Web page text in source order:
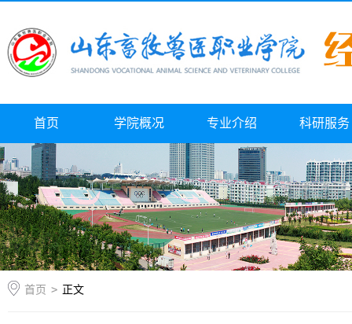
首页 学院概况 专业介绍 科研服务
首页 > 正文